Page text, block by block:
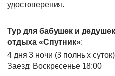
удостоверения.
Тур для бабушек и
отдыха «Спутник»:
4 дня 3 ночи (3 полных суток)
Заезд: Воскресенье 18:00